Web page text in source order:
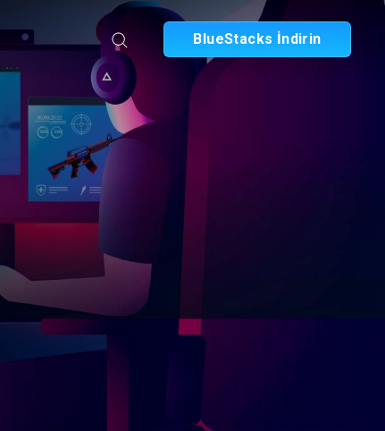
BlueStacks İndirin